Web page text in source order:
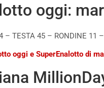
oggi:
TESTA 45 – RONDINE 11
oggi e SuperEnalotto di